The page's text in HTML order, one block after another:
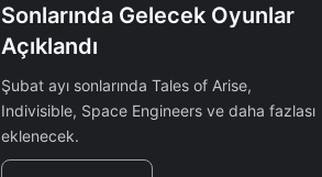
Sonlarında Gelecek Oyunlar
Açıklandı
Şubat ayı sonlarında Tales of Arise,
Indivisible, Space Engineers ve daha fazlası
eklenecek.